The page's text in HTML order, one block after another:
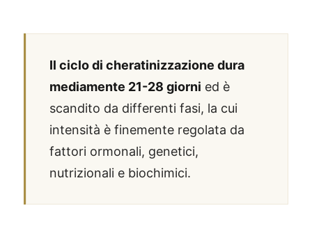
Il ciclo di cheratinizzazione dura
mediamente 21-28 giorni ed è
scandito da differenti fasi, la cui
intensità è finemente regolata da
fattori ormonali, genetici,
nutrizionali e biochimici.